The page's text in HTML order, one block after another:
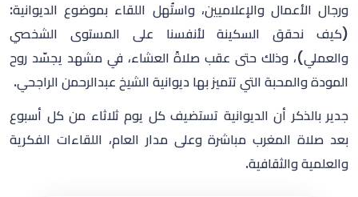
ورجال الأعمال والإعلاميين، واستُهل اللقاء بموضوع الديوانية:
(كيف نحقق السكينة لأنفسنا على المستوى الشخصي
والعملي)، وذلك حتى عقب صلاةً العشاء، في مشهد يجسّد روح
المودة والمحبة التي تتميز بها ديوانية الشيخ عبدالرحمن الراجحي.
جدير بالذكر أن الديوانية تستضيف كل يوم ثلاثاء من كل أسبوع
بعد صلاة المغرب مباشرة وعلى مدار العام، اللقاءات الفكرية
والعلمية والثقافية.